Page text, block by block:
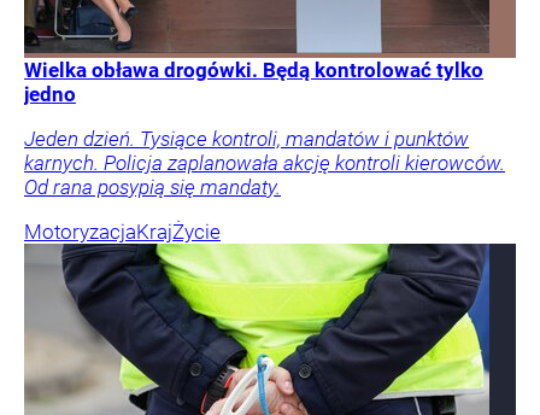
Wielka obława drogówki. Będą kontrolować tylko
jedno
Jeden dzień. Tysiące kontroli, mandatów i punktów
karnych. Policja zaplanowała akcję kontroli kierowców.
Od rana posypią się mandaty.
MotoryzacjaKrajŻycie